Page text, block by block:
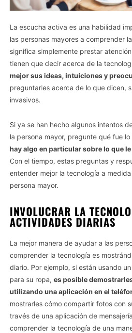
La escucha activa es una habilidad
las personas mayores a comprender
significa simplemente prestar
tienen que decir acerca de la
mejor sus ideas, intuiciones y
preguntarles acerca de lo que dicen,
invasivos.
Si ya se han hecho algunos intentos
la persona mayor, pregunte qué fue
hay algo en particular sobre lo que
Con el tiempo, estas preguntas y
entender mejor la tecnología a
persona mayor.
INVOLUCRAR LA
ACTIVIDADES DIARIAS
La mejor manera de ayudar a las
comprender la tecnología es
diario. Por ejemplo, si están usando
para su ropa, es posible
utilizando una aplicación en el
mostrarles cómo compartir fotos con
través de una aplicación de
comprender la tecnología de una